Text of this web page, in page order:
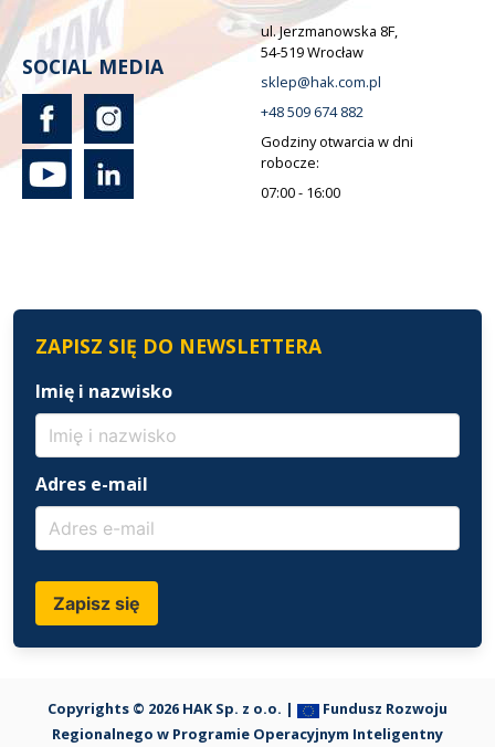
SOCIAL MEDIA
ul. Jerzmanowska 8F,
54-519 Wrocław
sklep@hak.com.pl
+48 509 674 882
Godziny otwarcia w dni
robocze:
07:00 - 16:00
ZAPISZ SIĘ DO NEWSLETTERA
Imię i nazwisko
Adres e-mail
Zapisz się
Copyrights © 2026 HAK Sp. z o.o. |
Fundusz Rozwoju
Regionalnego w Programie Operacyjnym Inteligentny